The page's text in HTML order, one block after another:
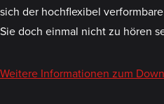
sich der hochflexibel
Sie doch einmal nicht zu hören
Weitere Informationen zum